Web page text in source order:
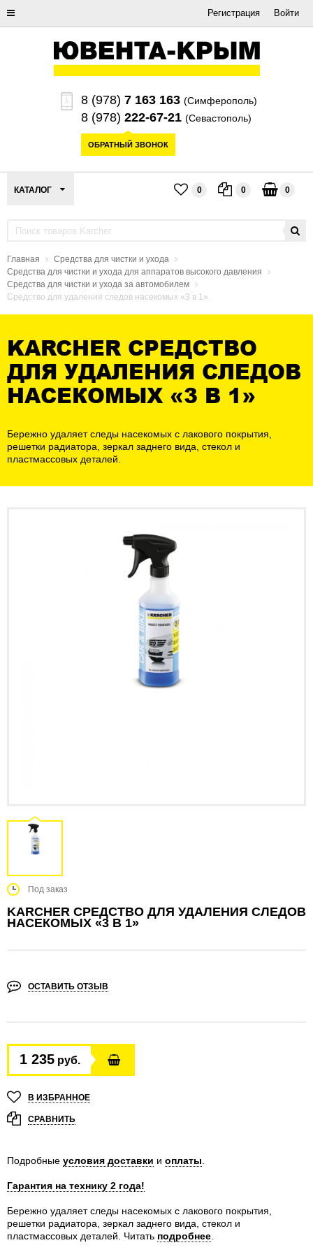
Регистрация Войти
8 (978) 7 163 163 (Симферополь)
8 (978) 222-67-21 (Севастополь)
ОБРАТНЫЙ ЗВОНОК
КАТАЛОГ 0 0 0
Главная
Средства для чистки и ухода
Средства для чистки и ухода для аппаратов высокого давления
Средства для чистки и ухода за автомобилем
Средство для удаления следов насекомых «3 в 1»
KARCHER СРЕДСТВО
ДЛЯ УДАЛЕНИЯ СЛЕДОВ
НАСЕКОМЫХ «3 В 1»
Бережно удаляет следы насекомых с лакового покрытия,
решетки радиатора, зеркал заднего вида, стекол и
пластмассовых деталей.
Под заказ
KARCHER СРЕДСТВО ДЛЯ УДАЛЕНИЯ СЛЕДОВ
НАСЕКОМЫХ «3 В 1»
ОСТАВИТЬ ОТЗЫВ
1 235 руб.
В ИЗБРАННОЕ
СРАВНИТЬ
Подробные условия доставки и оплаты
Гарантия на технику 2 года!
Бережно удаляет следы насекомых с лакового покрытия,
решетки радиатора, зеркал заднего вида, стекол и
пластмассовых деталей.
Читать подробнее